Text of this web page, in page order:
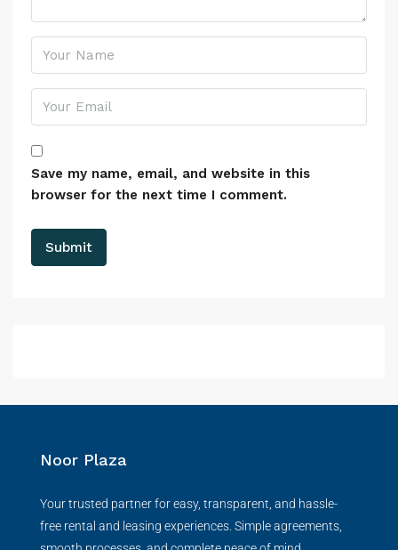
Save my name, email, and website in this
browser for the next time I comment.
Noor Plaza
Your trusted partner for easy, transparent, and hassle-
free rental and leasing experiences. Simple agreements,